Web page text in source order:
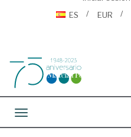
ES
EUR
Toggle navigation